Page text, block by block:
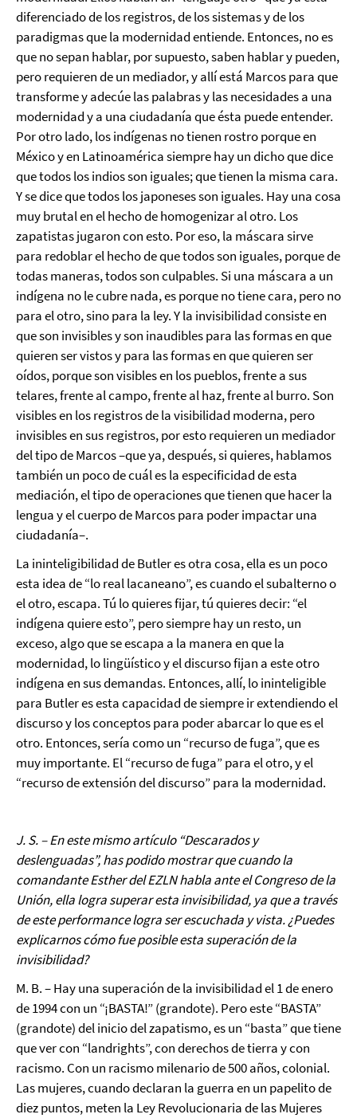
diferenciado de los registros, de los sistemas y de los
paradigmas que la modernidad entiende. Entonces, no es
que no sepan hablar, por supuesto, saben hablar y pueden,
pero requieren de un mediador, y allí está Marcos para que
transforme y adecúe las palabras y las necesidades a una
modernidad y a una ciudadanía que ésta puede entender.
Por otro lado, los indígenas no tienen rostro porque en
México y en Latinoamérica siempre hay un dicho que dice
que todos los indios son iguales; que tienen la misma cara.
Y se dice que todos los japoneses son iguales. Hay una cosa
muy brutal en el hecho de homogenizar al otro. Los
zapatistas jugaron con esto. Por eso, la máscara sirve
para redoblar el hecho de que todos son iguales, porque de
todas maneras, todos son culpables. Si una máscara a un
indígena no le cubre nada, es porque no tiene cara, pero no
para el otro, sino para la ley. Y la invisibilidad consiste en
que son invisibles y son inaudibles para las formas en que
quieren ser vistos y para las formas en que quieren ser
oídos, porque son visibles en los pueblos, frente a sus
telares, frente al campo, frente al haz, frente al burro. Son
visibles en los registros de la visibilidad moderna, pero
invisibles en sus registros, por esto requieren un mediador
del tipo de Marcos –que ya, después, si quieres, hablamos
también un poco de cuál es la especificidad de esta
mediación, el tipo de operaciones que tienen que hacer la
lengua y el cuerpo de Marcos para poder impactar una
ciudadanía–.
La ininteligibilidad de Butler es otra cosa, ella es un poco
esta idea de “lo real lacaneano”, es cuando el subalterno o
el otro, escapa. Tú lo quieres fijar, tú quieres decir: “el
indígena quiere esto”, pero siempre hay un resto, un
exceso, algo que se escapa a la manera en que la
modernidad, lo lingüístico y el discurso fijan a este otro
indígena en sus demandas. Entonces, allí, lo ininteligible
para Butler es esta capacidad de siempre ir extendiendo el
discurso y los conceptos para poder abarcar lo que es el
otro. Entonces, sería como un “recurso de fuga”, que es
muy importante. El “recurso de fuga” para el otro, y el
“recurso de extensión del discurso” para la modernidad.
J. S. – En este mismo artículo “Descarados y
deslenguadas”, has podido mostrar que cuando la
comandante Esther del EZLN habla ante el Congreso de la
Unión, ella logra superar esta invisibilidad, ya que a través
de este performance logra ser escuchada y vista. ¿Puedes
explicarnos cómo fue posible esta superación de la
invisibilidad?
M. B. – Hay una superación de la invisibilidad el 1 de enero
de 1994 con un “¡BASTA!” (grandote). Pero este “BASTA”
(grandote) del inicio del zapatismo, es un “basta” que tiene
que ver con “landrights”, con derechos de tierra y con
racismo. Con un racismo milenario de 500 años, colonial.
Las mujeres, cuando declaran la guerra en un papelito de
diez puntos, meten la Ley Revolucionaria de las Mujeres